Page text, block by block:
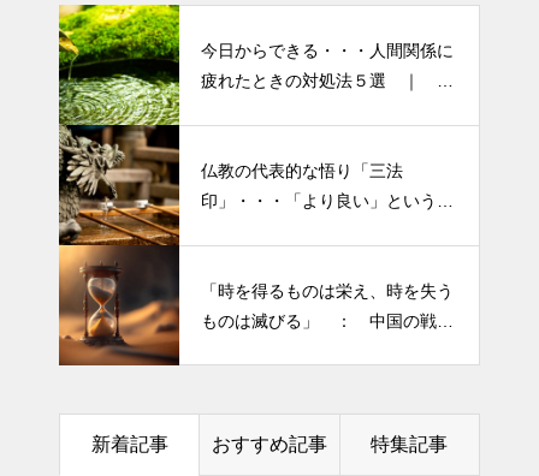
「食生活習慣の改善」が今年の
テーマです。
「山本由伸 完投｜2025年WS ド
ジャースVSブルージェイズで魅
大谷翔平選手 伝説の一
夜・・・ドジャースをワールド
跡
に疲れたときの対処法５選
今日からできる・・・人間関係に
疲れたときの対処法５選 ｜ 心
仏教の代表的な悟り「三法
印」・・・「より良い」という気
「時を得るものは栄え、時を失う
ものは滅びる」 ： 中国の戦国
新着記事 おすすめ記事 特集記事
半年ぶりの投稿です・・・さぼ
り癖がついてしまって・・・恥
ずかしぃ～ (〃ﾉωﾉ)
2026 今年初めての投稿・・・
テーマです。
土用の丑の日・・・余計なこと